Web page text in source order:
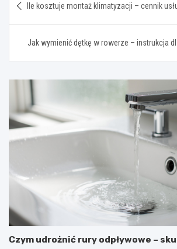
wpisu
Ile kosztuje montaż klimatyzacji – cennik
Jak wymienić dętkę w rowerze – instrukcja
Czym udrożnić rury odpływowe –